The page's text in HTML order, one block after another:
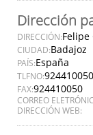
Dirección
DIRECCIÓN:Felipe
CIUDAD:Badajoz
PAÍS:España
TLFNO:
FAX:924410050
CORREO
DIRECCIÓN WEB: